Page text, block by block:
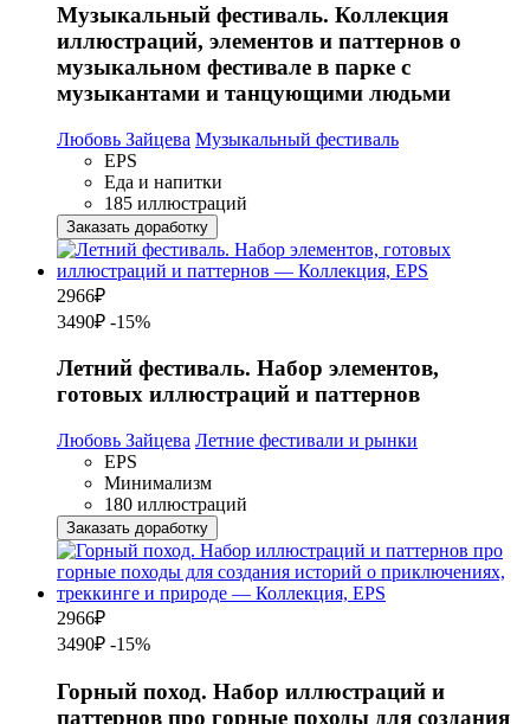
Музыкальный фестиваль. Коллекция
иллюстраций, элементов и паттернов о
музыкальном фестивале в парке с
музыкантами и танцующими людьми
Любовь Зайцева Музыкальный фестиваль
EPS
Еда и напитки
185 иллюстраций
Заказать доработку
2966₽
3490₽ -15%
Летний фестиваль. Набор элементов,
готовых иллюстраций и паттернов
Любовь Зайцева Летние фестивали и рынки
EPS
Минимализм
180 иллюстраций
Заказать доработку
2966₽
3490₽ -15%
Горный поход. Набор иллюстраций и
паттернов про горные походы для создания